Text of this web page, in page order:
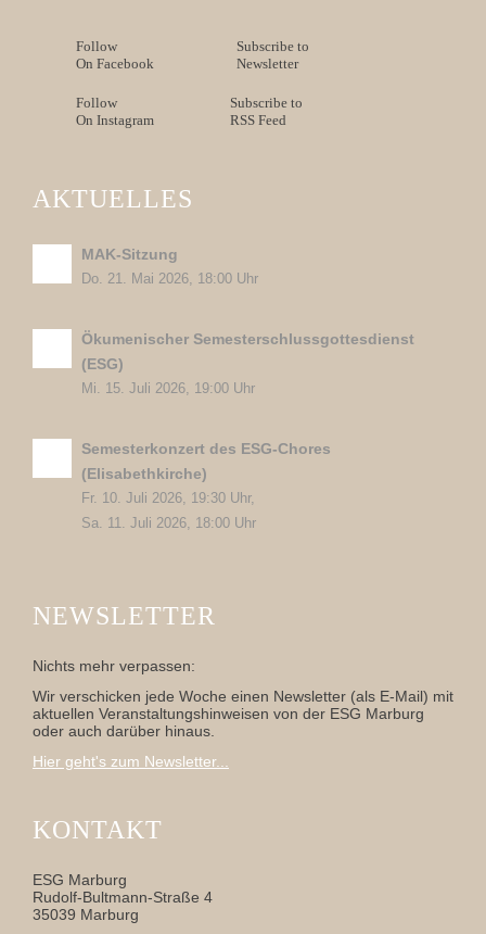
Follow
On Facebook
Subscribe to
Newsletter
Follow
On Instagram
Subscribe to
RSS Feed
AKTUELLES
MAK-Sitzung
Do. 21. Mai 2026, 18:00 Uhr
Ökumenischer Semesterschlussgottesdienst
(ESG)
Mi. 15. Juli 2026, 19:00 Uhr
Semesterkonzert des ESG-Chores
(Elisabethkirche)
Fr. 10. Juli 2026, 19:30 Uhr,
Sa. 11. Juli 2026, 18:00 Uhr
NEWSLETTER
Nichts mehr verpassen:
Wir verschicken jede Woche einen Newsletter (als E-Mail) mit
aktuellen Veranstaltungshinweisen von der ESG Marburg
oder auch darüber hinaus.
Hier geht's zum Newsletter...
KONTAKT
ESG Marburg
Rudolf-Bultmann-Straße 4
35039 Marburg